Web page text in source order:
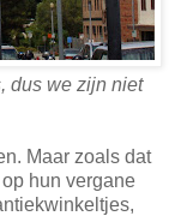
dus we zijn niet
Maar zoals dat
hun vergane